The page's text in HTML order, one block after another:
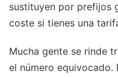
sustituyen por prefijos
coste si tienes una
Mucha gente se rinde
el número equivocado.